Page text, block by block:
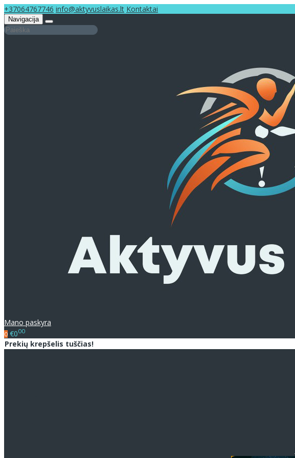
+37064767746 info@aktyvuslaikas.lt Kontaktai
Navigacija
Mano paskyra
0 €000
Prekių krepšelis tuščias!